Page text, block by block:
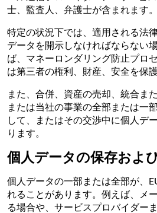
士、監査人、弁護士が含まれます。
特定の状況下では、適用される法
データを開示しなければならない
ば、マネーロンダリング防止プロ
は第三者の権利、財産、安全を保
また、合併、資産の売却、統合ま
または当社の事業の全部または一
して、またはその交渉中に個人デ
ります。
個人データの保存およ
個人データの一部または全部が、
れることがあります。例えば、メ
る場合や、サービスプロバイダー